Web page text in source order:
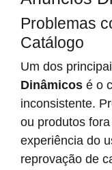
Problemas
Catálogo
Um dos
Dinâmicos é o
inconsistente.
ou produtos
experiência do
reprovação de